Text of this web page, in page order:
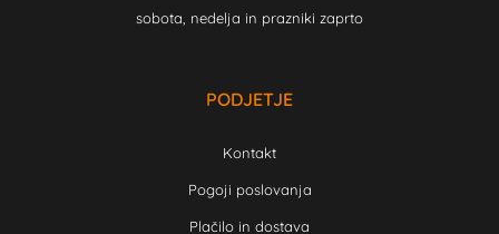
sobota, nedelja in prazniki zaprto
PODJETJE
Kontakt
Pogoji poslovanja
Plačilo in dostava